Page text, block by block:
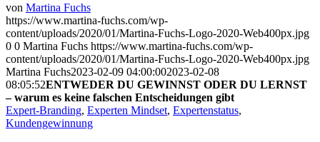
von Martina Fuchs
https://www.martina-fuchs.com/wp-
content/uploads/2020/01/Martina-Fuchs-Logo-2020-Web400px.jpg
0 0 Martina Fuchs https://www.martina-fuchs.com/wp-
content/uploads/2020/01/Martina-Fuchs-Logo-2020-Web400px.jpg
Martina Fuchs2023-02-09 04:00:002023-02-08
08:05:52ENTWEDER DU GEWINNST ODER DU LERNST
– warum es keine falschen Entscheidungen gibt
Expert-Branding, Experten Mindset, Expertenstatus,
Kundengewinnung